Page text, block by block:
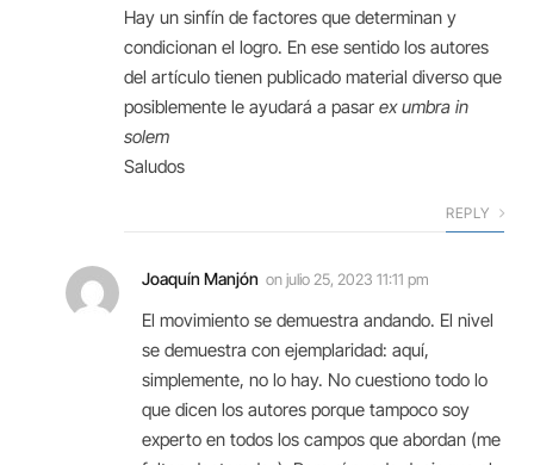
Hay un sinfín de factores que determinan y
condicionan el logro. En ese sentido los autores
del artículo tienen publicado material diverso que
posiblemente le ayudará a pasar ex umbra in
solem
Saludos
REPLY
Joaquín Manjón onjulio 25, 2023 11:11 pm
El movimiento se demuestra andando. El nivel
se demuestra con ejemplaridad: aquí,
simplemente, no lo hay. No cuestiono todo lo
que dicen los autores porque tampoco soy
experto en todos los campos que abordan (me